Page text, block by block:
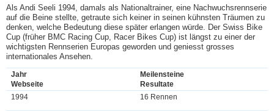
Als Andi Seeli 1994, damals als Nationaltrainer, eine Nachwuchsrennserie
auf die Beine stellte, getraute sich keiner in seinen kühnsten Träumen zu
denken, welche Bedeutung diese später erlangen würde. Der Swiss Bike
Cup (früher BMC Racing Cup, Racer Bikes Cup) ist längst zu einer der
wichtigsten Rennserien Europas geworden und geniesst grosses
internationales Ansehen.
Jahr
Meilensteine
Webseite
Resultate
1994
16 Rennen